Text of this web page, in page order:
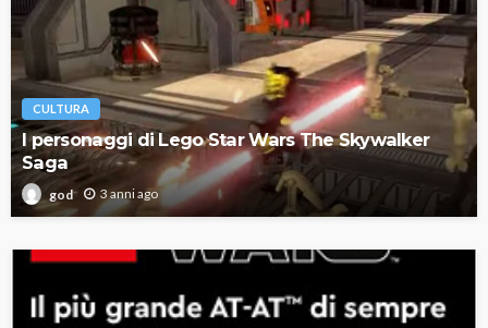
CULTURA
I personaggi di Lego Star Wars The Skywalker
Saga
god 3 anni ago